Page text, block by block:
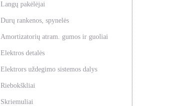
Langų pakėlėjai
Durų rankenos, spynelės
Amortizatorių atram. gumos ir guoliai
Elektros detalės
Elektrors uždegimo sistemos dalys
Riebokškliai
Skriemuliai